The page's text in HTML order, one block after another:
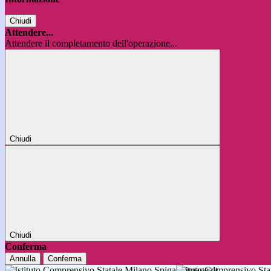
Chiudi
Attendere...
Attendere il completamento dell'operazione...
Chiudi
Chiudi
Conferma
Annulla Conferma